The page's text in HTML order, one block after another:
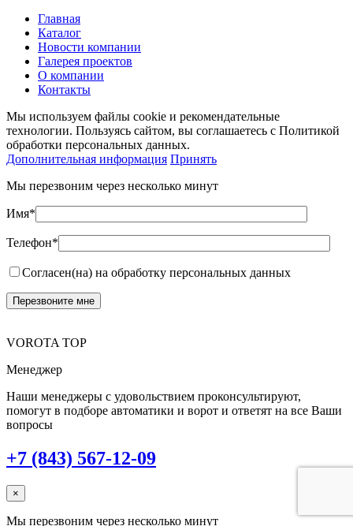
Главная
Каталог
Новости компании
Галерея проектов
О компании
Контакты
Мы используем файлы cookie и рекомендательные
технологии. Пользуясь сайтом, вы соглашаетесь с Политикой
обработки персональных данных.
Дополнительная информация Принять
Мы перезвоним через несколько минут
Имя*
Телефон*
Согласен(на) на обработку персональных данных
VOROTA TOP
Менеджер
Наши менеджеры с удовольствием проконсультируют,
помогут в подборе автоматики и ворот и ответят на все Ваши
вопросы
+7 (843) 567-12-09
×
Мы перезвоним через несколько минут